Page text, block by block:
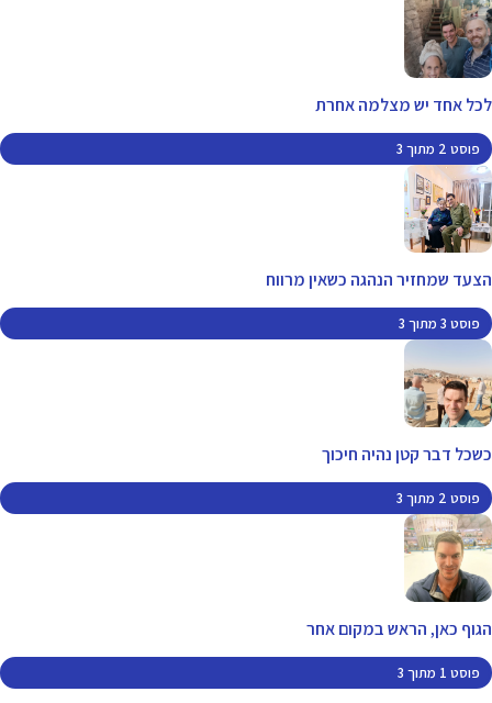
לכל אחד יש מצלמה אחרת
פוסט 2 מתוך 3
הצעד שמחזיר הנהגה כשאין מרווח
פוסט 3 מתוך 3
כשכל דבר קטן נהיה חיכוך
פוסט 2 מתוך 3
הגוף כאן, הראש במקום אחר
פוסט 1 מתוך 3